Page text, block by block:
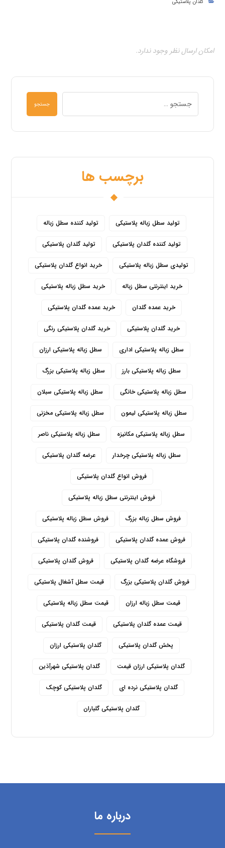
گلدان پلاستیکی
امکان ارسال نظر وجود ندارد.
جستجو
برچسب ها
تولید سطل زباله پلاستیکی تولید کننده سطل زباله
تولید کننده گلدان پلاستیکی تولید گلدان پلاستیکی
تولیدی سطل زباله پلاستیکی خرید انواع گلدان پلاستیکی
خرید اینترنتی سطل زباله خرید سطل زباله پلاستیکی
خرید عمده گلدان خرید عمده گلدان پلاستیکی
خرید گلدان پلاستیکی خرید گلدان پلاستیکی رنگی
سطل زباله پلاستیکی اداری سطل زباله پلاستیکی ارزان
سطل زباله پلاستیکی بارز سطل زباله پلاستیکی بزرگ
سطل زباله پلاستیکی خانگی سطل زباله پلاستیکی سبلان
سطل زباله پلاستیکی لیمون سطل زباله پلاستیکی مخزنی
سطل زباله پلاستیکی مکانیزه سطل زباله پلاستیکی ناصر
سطل زباله پلاستیکی چرخدار عرضه گلدان پلاستیکی
فروش انواع گلدان پلاستیکی
فروش اینترنتی سطل زباله پلاستیکی
فروش سطل زباله بزرگ فروش سطل زباله پلاستیکی
فروش عمده گلدان پلاستیکی فروشنده گلدان پلاستیکی
فروشگاه عرضه گلدان پلاستیکی فروش گلدان پلاستیکی
فروش گلدان پلاستیکی بزرگ قیمت سطل آشغال پلاستیکی
قیمت سطل زباله ارزان قیمت سطل زباله پلاستیکی
قیمت عمده گلدان پلاستیکی قیمت گلدان پلاستیکی
پخش گلدان پلاستیکی گلدان پلاستیکی ارزان
گلدان پلاستیکی ارزان قیمت گلدان پلاستیکی شهرآذین
گلدان پلاستیکی نرده ای گلدان پلاستیکی کوچک
گلدان پلاستیکی گلباران
درباره ما